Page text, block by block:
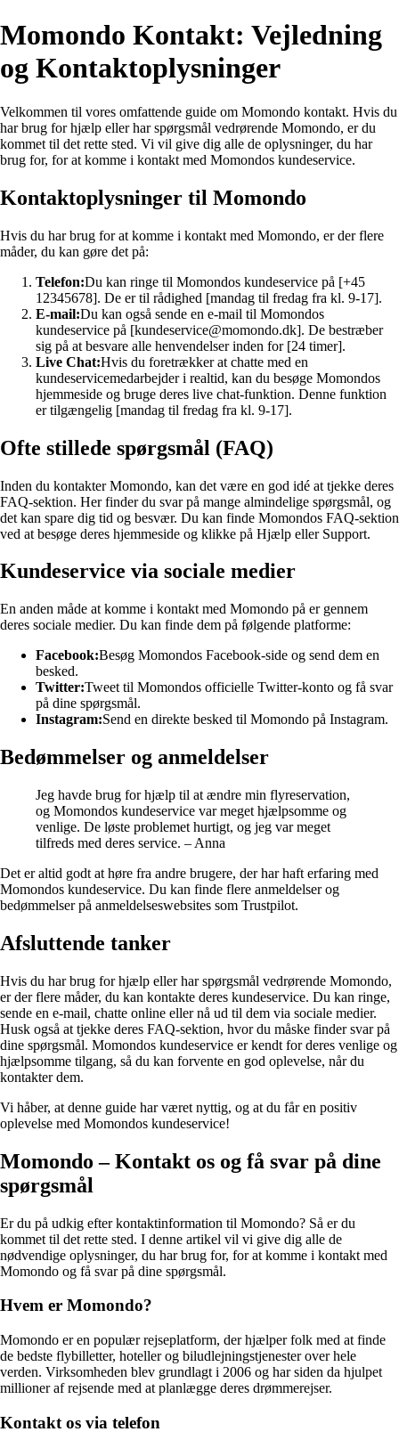
Momondo Kontakt: Vejledning
og Kontaktoplysninger
Velkommen til vores omfattende guide om Momondo kontakt. Hvis du
har brug for hjælp eller har spørgsmål vedrørende Momondo, er du
kommet til det rette sted. Vi vil give dig alle de oplysninger, du har
brug for, for at komme i kontakt med Momondos kundeservice.
Kontaktoplysninger til Momondo
Hvis du har brug for at komme i kontakt med Momondo, er der flere
måder, du kan gøre det på:
Telefon:Du kan ringe til Momondos kundeservice på [+45
12345678]. De er til rådighed [mandag til fredag fra kl. 9-17].
E-mail:Du kan også sende en e-mail til Momondos
kundeservice på [kundeservice@momondo.dk]. De bestræber
sig på at besvare alle henvendelser inden for [24 timer].
Live Chat:Hvis du foretrækker at chatte med en
kundeservicemedarbejder i realtid, kan du besøge Momondos
hjemmeside og bruge deres live chat-funktion. Denne funktion
er tilgængelig [mandag til fredag fra kl. 9-17].
Ofte stillede spørgsmål (FAQ)
Inden du kontakter Momondo, kan det være en god idé at tjekke deres
FAQ-sektion. Her finder du svar på mange almindelige spørgsmål, og
det kan spare dig tid og besvær. Du kan finde Momondos FAQ-sektion
ved at besøge deres hjemmeside og klikke på Hjælp eller Support.
Kundeservice via sociale medier
En anden måde at komme i kontakt med Momondo på er gennem
deres sociale medier. Du kan finde dem på følgende platforme:
Facebook:Besøg Momondos Facebook-side og send dem en
besked.
Twitter:Tweet til Momondos officielle Twitter-konto og få svar
på dine spørgsmål.
Instagram:Send en direkte besked til Momondo på Instagram.
Bedømmelser og anmeldelser
Jeg havde brug for hjælp til at ændre min flyreservation,
og Momondos kundeservice var meget hjælpsomme og
venlige. De løste problemet hurtigt, og jeg var meget
tilfreds med deres service. – Anna
Det er altid godt at høre fra andre brugere, der har haft erfaring med
Momondos kundeservice. Du kan finde flere anmeldelser og
bedømmelser på anmeldelseswebsites som Trustpilot.
Afsluttende tanker
Hvis du har brug for hjælp eller har spørgsmål vedrørende Momondo,
er der flere måder, du kan kontakte deres kundeservice. Du kan ringe,
sende en e-mail, chatte online eller nå ud til dem via sociale medier.
Husk også at tjekke deres FAQ-sektion, hvor du måske finder svar på
dine spørgsmål. Momondos kundeservice er kendt for deres venlige og
hjælpsomme tilgang, så du kan forvente en god oplevelse, når du
kontakter dem.
Vi håber, at denne guide har været nyttig, og at du får en positiv
oplevelse med Momondos kundeservice!
Momondo – Kontakt os og få svar på dine
spørgsmål
Er du på udkig efter kontaktinformation til Momondo? Så er du
kommet til det rette sted. I denne artikel vil vi give dig alle de
nødvendige oplysninger, du har brug for, for at komme i kontakt med
Momondo og få svar på dine spørgsmål.
Hvem er Momondo?
Momondo er en populær rejseplatform, der hjælper folk med at finde
de bedste flybilletter, hoteller og biludlejningstjenester over hele
verden. Virksomheden blev grundlagt i 2006 og har siden da hjulpet
millioner af rejsende med at planlægge deres drømmerejser.
Kontakt os via telefon